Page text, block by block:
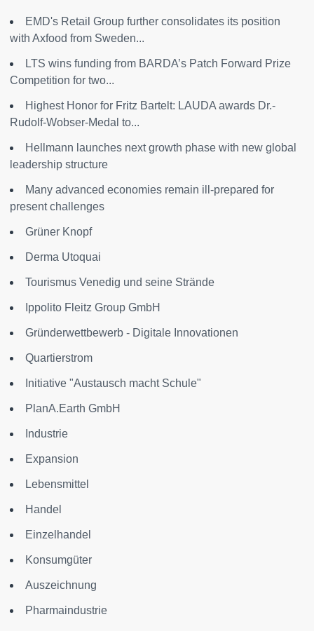
EMD's Retail Group further consolidates its position
with Axfood from Sweden...
LTS wins funding from BARDA’s Patch Forward Prize
Competition for two...
Highest Honor for Fritz Bartelt: LAUDA awards Dr.-
Rudolf-Wobser-Medal to...
Hellmann launches next growth phase with new global
leadership structure
Many advanced economies remain ill-prepared for
present challenges
Grüner Knopf
Derma Utoquai
Tourismus Venedig und seine Strände
Ippolito Fleitz Group GmbH
Gründerwettbewerb - Digitale Innovationen
Quartierstrom
Initiative "Austausch macht Schule"
PlanA.Earth GmbH
Industrie
Expansion
Lebensmittel
Handel
Einzelhandel
Konsumgüter
Auszeichnung
Pharmaindustrie